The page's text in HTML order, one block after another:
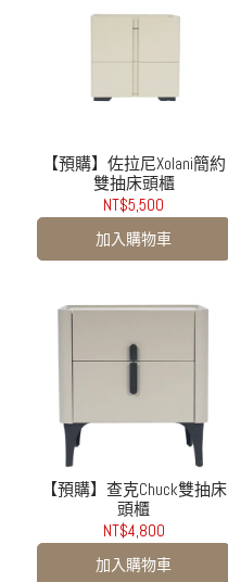
【預購】佐拉尼Xolani簡約
雙抽床頭櫃
NT$5,500
加入購物車
【預購】查克Chuck雙抽床
頭櫃
NT$4,800
加入購物車